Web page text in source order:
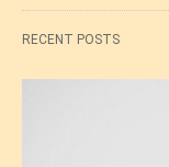
RECENT POSTS